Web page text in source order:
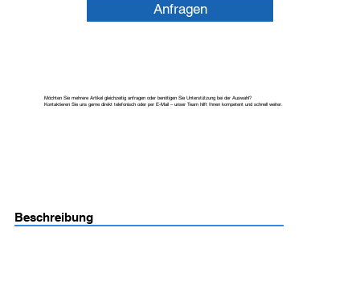
Anfragen
Möchten Sie mehrere Artikel gleichzeitig anfragen oder benötigen Sie Unterstützung bei der Auswahl?
Kontaktieren Sie uns gerne direkt telefonisch oder per E-Mail – unser Team hilft Ihnen kompetent und schnell weiter.
Beschreibung